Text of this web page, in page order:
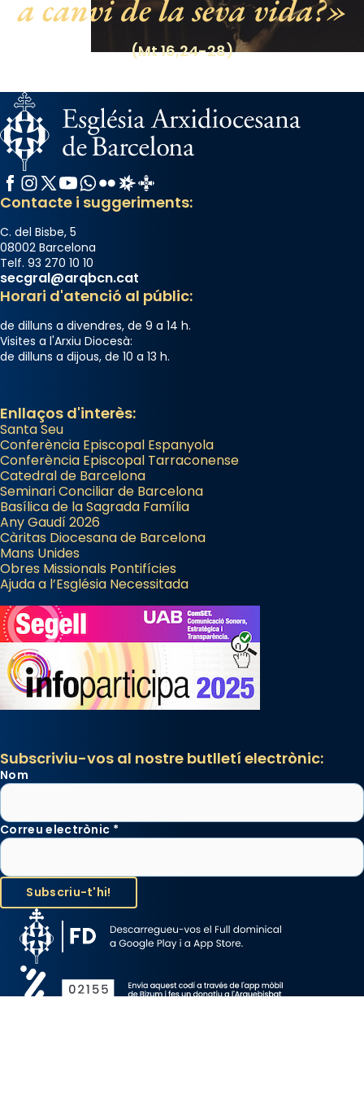
a canvi de la seva vida?
(Mt 16,24-28)
Facebook
Instagram
X / Twitter
YouTube
WhatsApp
FlickrRadio Estel
Catalunya Cristiana
Contacte i suggeriments:
C. del Bisbe, 5
08002 Barcelona
Telf. 93 270 10 10
secgral@arqbcn.cat
Horari d'atenció al públic:
de dilluns a divendres, de 9 a 14 h.
Visites a l'Arxiu Diocesà:
de dilluns a dijous, de 10 a 13 h.
Enllaços d'interès:
Santa Seu
Conferència Episcopal Espanyola
Conferència Episcopal Tarraconense
Catedral de Barcelona
Seminari Conciliar de Barcelona
Basílica de la Sagrada Família
Any Gaudí 2026
Càritas Diocesana de Barcelona
Mans Unides
Obres Missionals Pontifícies
Ajuda a l’Església Necessitada
Subscriviu-vos al nostre butlletí electrònic:
Nom
Correu electrònic *